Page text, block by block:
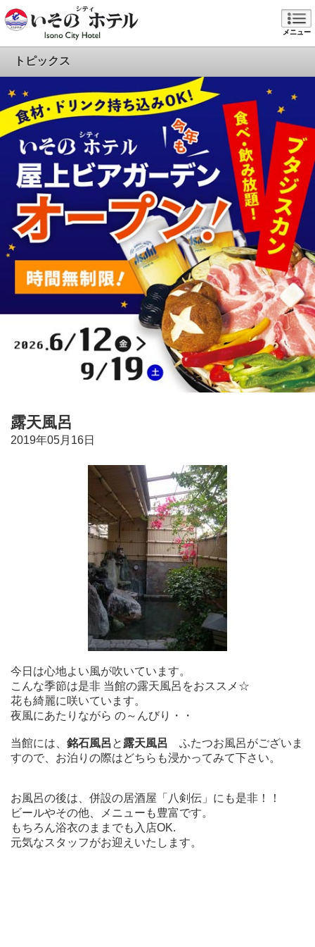
メニュー
トピックス
露天風呂
2019年05月16日
今日は心地よい風が吹いています。
こんな季節は是非 当館の露天風呂をおススメ☆
花も綺麗に咲いています。
夜風にあたりながら の～んびり・・
当館には、 銘石風呂と 露天風呂 ふたつお風呂がございま
すので、お泊りの際はどちらも浸かってみて下さい。
お風呂の後は、併設の居酒屋「八剣伝」にも是非！！
ビールやその他、メニューも豊富です。
もちろん浴衣のままでも入店OK.
元気なスタッフがお迎えいたします。